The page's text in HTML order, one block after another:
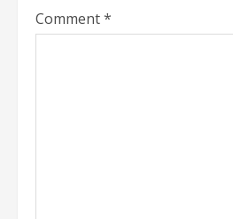
Comment*